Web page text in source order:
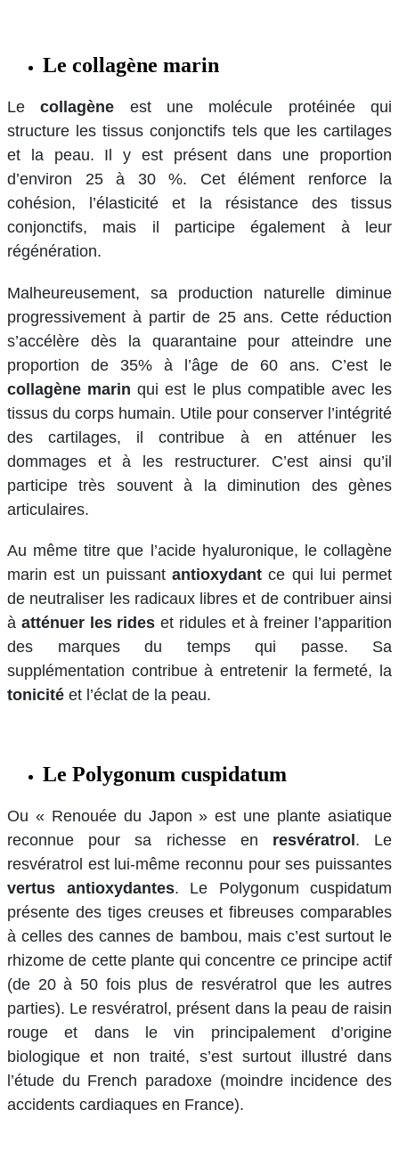
Le collagène marin
Lecollagène est une molécule protéinée qui
structure les tissus conjonctifs tels que les cartilages
et la peau. Il y est présent dans une proportion
d’environ 25 à 30 %. Cet élément renforce la
cohésion, l’élasticité et la résistance des tissus
conjonctifs, mais il participe également à leur
régénération.
Malheureusement, sa production naturelle diminue
progressivement à partir de 25 ans. Cette réduction
s’accélère dès la quarantaine pour atteindre une
proportion de 35% à l’âge de 60 ans. C’est le
collagène marinqui est le plus compatible avec les
tissus du corps humain. Utile pour conserver l’intégrité
des cartilages, il contribue à en atténuer les
dommages et à les restructurer. C’est ainsi qu’il
participe très souvent à la diminution des gènes
articulaires.
Au même titre que l’acide hyaluronique, le collagène
marin est un puissant antioxydant ce qui lui permet
de neutraliser les radicaux libres et de contribuer ainsi
à atténuer les rides et ridules et à freiner l’apparition
des marques du temps qui passe. Sa
supplémentation contribue à entretenir la fermeté, la
tonicité et l’éclat de la peau.
Le Polygonum cuspidatum
Ou « Renouée du Japon » est une plante asiatique
reconnue pour sa richesse en resvératrol . Le
resvératrol est lui-même reconnu pour ses puissantes
vertus antioxydantes. Le Polygonum cuspidatum
présente des tiges creuses et fibreuses comparables
à celles des cannes de bambou, mais c’est surtout le
rhizome de cette plante qui concentre ce principe actif
(de 20 à 50 fois plus de resvératrol que les autres
parties). Le resvératrol, présent dans la peau de raisin
rouge et dans le vin principalement d’origine
biologique et non traité, s’est surtout illustré dans
l’étude du French paradoxe (moindre incidence des
accidents cardiaques en France).